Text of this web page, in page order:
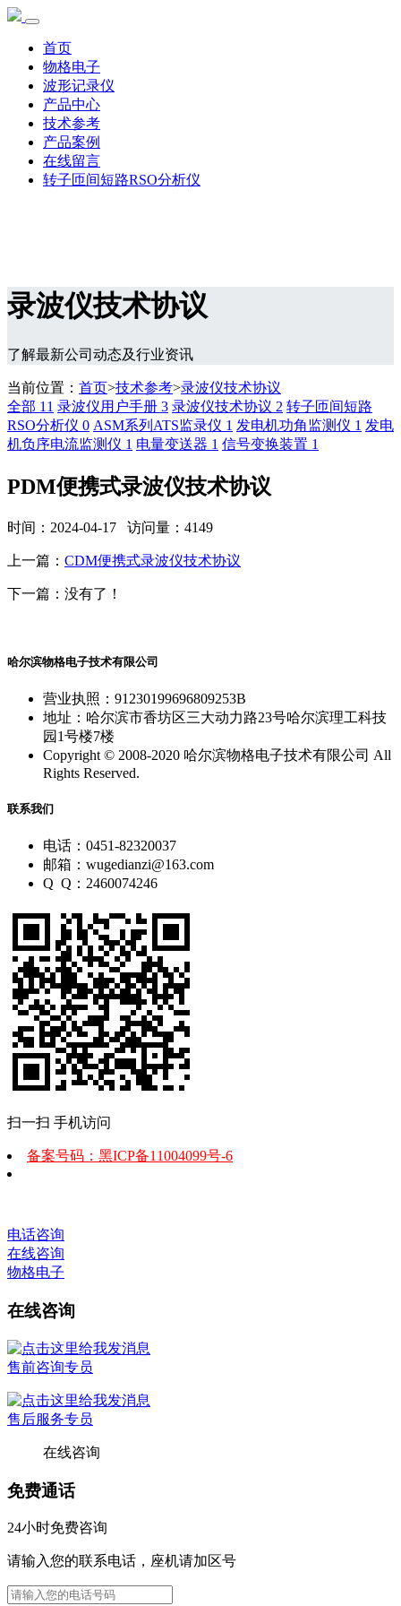
首页
物格电子
波形记录仪
产品中心
技术参考
产品案例
在线留言
转子匝间短路RSO分析仪
录波仪技术协议
了解最新公司动态及行业资讯
当前位置： 首页>技术参考>录波仪技术协议
全部 11 录波仪用户手册 3 录波仪技术协议 2 转子匝间短路
RSO分析仪 0 ASM系列ATS监录仪 1 发电机功角监测仪 1 发电
机负序电流监测仪 1 电量变送器 1 信号变换装置 1
PDM便携式录波仪技术协议
时间：2024-04-17 访问量：4149
上一篇： CDM便携式录波仪技术协议
下一篇：没有了！
哈尔滨物格电子技术有限公司
营业执照：91230199696809253B
地址：哈尔滨市香坊区三大动力路23号哈尔滨理工科技
园1号楼7楼
Copyright © 2008-2020 哈尔滨物格电子技术有限公司 All
Rights Reserved.
联系我们
电话：0451-82320037
邮箱：wugedianzi@163.com
Q Q：2460074246
扫一扫 手机访问
备案号码：黑ICP备11004099号-6
电话咨询
在线咨询
物格电子
在线咨询
售前咨询专员
售后服务专员
在线咨询
免费通话
24小时免费咨询
请输入您的联系电话，座机请加区号